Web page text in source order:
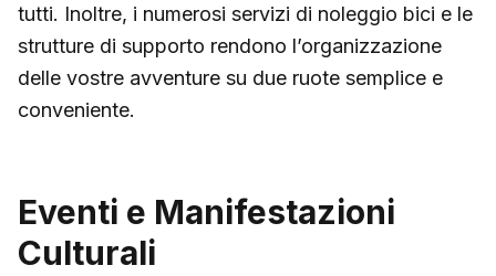
tutti. Inoltre, i numerosi servizi di noleggio bici e le
strutture di supporto rendono l’organizzazione
delle vostre avventure su due ruote semplice e
conveniente.
Eventi e Manifestazioni
Culturali